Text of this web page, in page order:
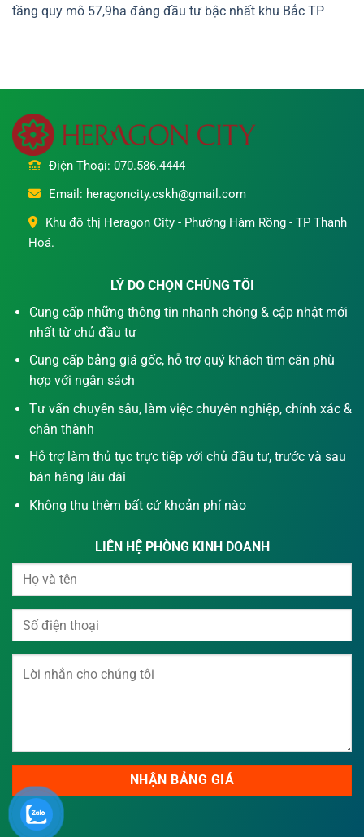
tầng quy mô 57,9ha đáng đầu tư bậc nhất khu Bắc TP
Điện Thoại: 070.586.4444
Email: heragoncity.cskh@gmail.com
Khu đô thị Heragon City - Phường Hàm Rồng - TP Thanh
Hoá.
LÝ DO CHỌN CHÚNG TÔI
Cung cấp những thông tin nhanh chóng & cập nhật mới
nhất từ chủ đầu tư
Cung cấp bảng giá gốc, hỗ trợ quý khách tìm căn phù
hợp với ngân sách
Tư vấn chuyên sâu, làm việc chuyên nghiệp, chính xác &
chân thành
Hỗ trợ làm thủ tục trực tiếp với chủ đầu tư, trước và sau
bán hàng lâu dài
Không thu thêm bất cứ khoản phí nào
LIÊN HỆ PHÒNG KINH DOANH